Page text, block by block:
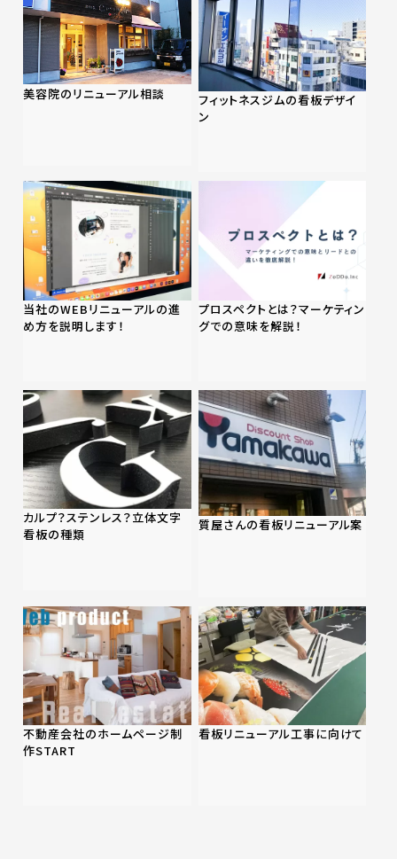
美容院のリニューアル相談
フィットネスジムの看板デザイ
ン
当社のWEBリニューアルの進
め方を説明します！
プロスペクトとは？マーケティン
グでの意味を解説！
カルプ？ステンレス？立体文字
看板の種類
質屋さんの看板リニューアル案
不動産会社のホームページ制
作START
看板リニューアル工事に向けて